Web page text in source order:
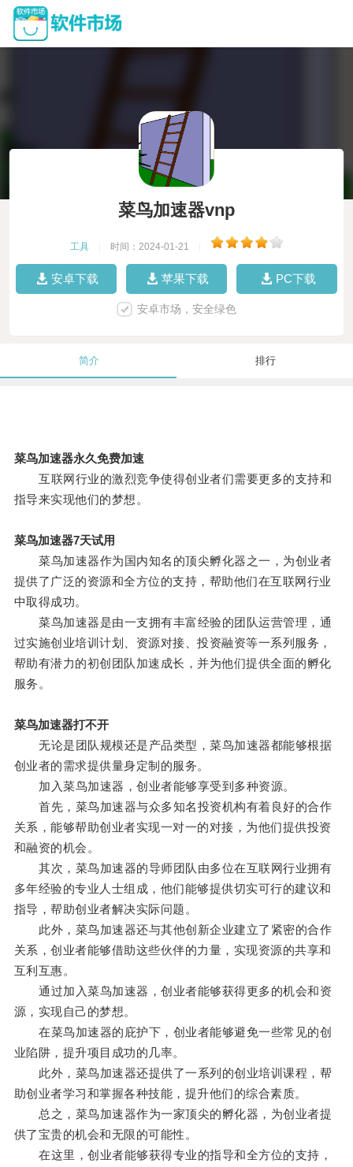
菜鸟加速器vnp
工具 时间：2024-01-21
安卓下载 苹果下载 PC下载
安卓市场，安全绿色
简介 排行
菜鸟加速器永久免费加速
互联网行业的激烈竞争使得创业者们需要更多的支持和
指导来实现他们的梦想。
菜鸟加速器7天试用
菜鸟加速器作为国内知名的顶尖孵化器之一，为创业者
提供了广泛的资源和全方位的支持，帮助他们在互联网行业
中取得成功。
菜鸟加速器是由一支拥有丰富经验的团队运营管理，通
过实施创业培训计划、资源对接、投资融资等一系列服务，
帮助有潜力的初创团队加速成长，并为他们提供全面的孵化
服务。
菜鸟加速器打不开
无论是团队规模还是产品类型，菜鸟加速器都能够根据
创业者的需求提供量身定制的服务。
加入菜鸟加速器，创业者能够享受到多种资源。
首先，菜鸟加速器与众多知名投资机构有着良好的合作
关系，能够帮助创业者实现一对一的对接，为他们提供投资
和融资的机会。
其次，菜鸟加速器的导师团队由多位在互联网行业拥有
多年经验的专业人士组成，他们能够提供切实可行的建议和
指导，帮助创业者解决实际问题。
此外，菜鸟加速器还与其他创新企业建立了紧密的合作
关系，创业者能够借助这些伙伴的力量，实现资源的共享和
互利互惠。
通过加入菜鸟加速器，创业者能够获得更多的机会和资
源，实现自己的梦想。
在菜鸟加速器的庇护下，创业者能够避免一些常见的创
业陷阱，提升项目成功的几率。
此外，菜鸟加速器还提供了一系列的创业培训课程，帮
助创业者学习和掌握各种技能，提升他们的综合素质。
总之，菜鸟加速器作为一家顶尖的孵化器，为创业者提
供了宝贵的机会和无限的可能性。
在这里，创业者能够获得专业的指导和全方位的支持，